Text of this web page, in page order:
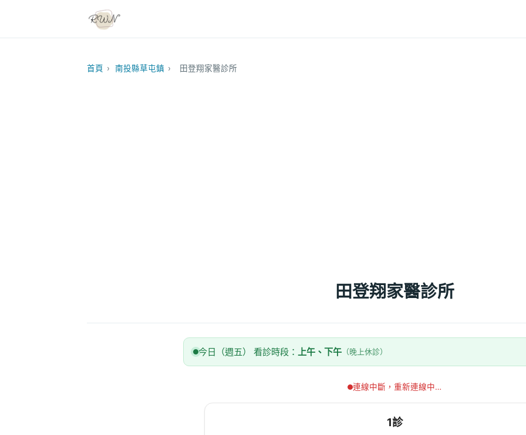
首頁 › 南投縣草屯鎮 › 田登翔家醫診所
田登翔家醫診所
今日（週五） 看診時段： 上午、下午 （晚上休診）
連線中斷，重新連線中…
1診